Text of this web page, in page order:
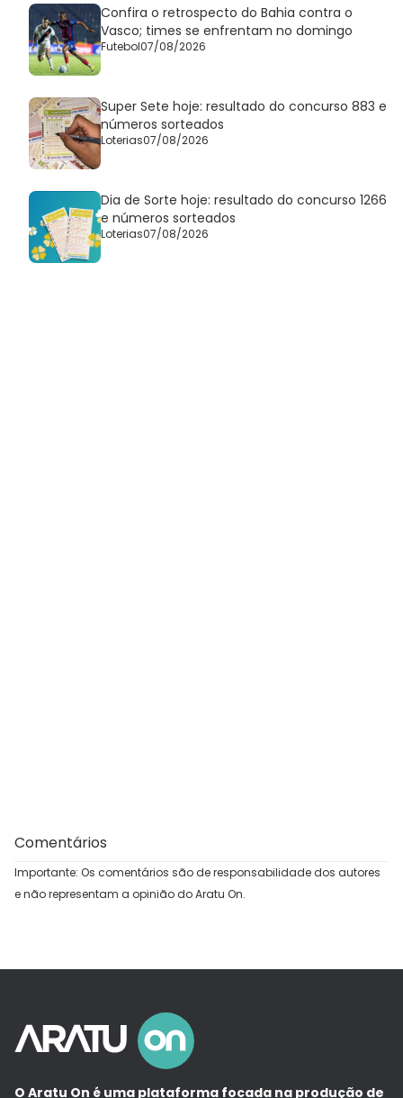
Confira o retrospecto do Bahia contra o
Vasco; times se enfrentam no domingo
Futebol07/08/2026
Super Sete hoje: resultado do concurso 883 e
números sorteados
Loterias07/08/2026
Dia de Sorte hoje: resultado do concurso 1266
e números sorteados
Loterias07/08/2026
Comentários
Importante: Os comentários são de responsabilidade dos autores
e não representam a opinião do Aratu On.
O Aratu On é uma plataforma focada na produção de